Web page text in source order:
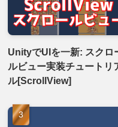
UnityでUIを一新: スクロ
ルビュー実装チュートリ
ル[ScrollView]